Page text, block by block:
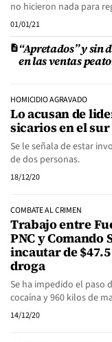
no hicieron nada para
01/01/21
“Apretados” y sin
en las ventas
HOMICIDIO AGRAVADO
Lo acusan de
sicarios en el
Se le señala de estar
de dos personas.
18/12/20
COMBATE AL CRIMEN
Trabajo entre
PNC y
incautar de
droga
Se ha impedido el paso
cocaína y 960 kilos de
14/12/20